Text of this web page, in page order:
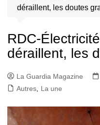
déraillent, les doutes
RDC-
déraillent, les
La Guardia Magazine
Autres
La une